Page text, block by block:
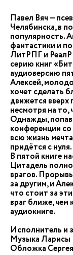
Павел Вяч —
Челябинска, в
популярность.
фантастики и
ЛитРПГ и
серию книг
аудиоверсию
Алексей,
хочет сделать
движется
несмотря на то,
Однажды, попав
конференции
всю жизнь
придётся с нуля.
В пятой книге
Цитадель
врагов.
за другим, и
что стоит за
враг ближе,
аудиокниге.
Исполнитель и
Музыка
Обложка